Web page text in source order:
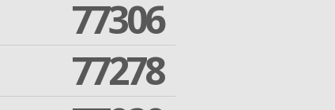
77306
77278